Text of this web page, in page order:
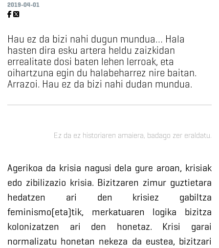
2019-04-01
Hau ez da bizi nahi dugun mundua… Hala
hasten dira esku artera heldu zaizkidan
errealitate dosi baten lehen lerroak, eta
oihartzuna egin du halabeharrez nire baitan.
Arrazoi. Hau ez da bizi nahi dudan mundua.
Ez da ez historiaren amaiera, badago zer eraldatu.
Agerikoa da krisia nagusi dela gure aroan, krisiak
edo zibilizazio krisia. Bizitzaren zimur guztietara
hedatzen ari den krisiez gabiltza
feminismo(eta)tik, merkatuaren logika bizitza
kolonizatzen ari den honetaz. Krisi garai
normalizatu honetan nekeza da eustea, bizitzari